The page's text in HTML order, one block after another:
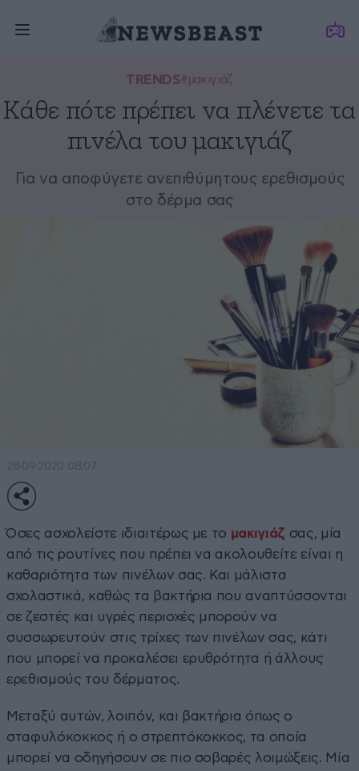
TRENDS#μακιγιάζ
Κάθε πότε πρέπει να πλένετε τα
πινέλα του μακιγιάζ
Για να αποφύγετε ανεπιθύμητους ερεθισμούς
στο δέρμα σας
28·09·2020 08:07
Όσες ασχολείστε ιδιαιτέρως με το μακιγιάζ σας, μία
από τις ρουτίνες που πρέπει να ακολουθείτε είναι η
καθαριότητα των πινέλων σας. Και μάλιστα
σχολαστικά, καθώς τα βακτήρια που αναπτύσσονται
σε ζεστές και υγρές περιοχές μπορούν να
συσσωρευτούν στις τρίχες των πινέλων σας, κάτι
που μπορεί να προκαλέσει ερυθρότητα ή άλλους
ερεθισμούς του δέρματος.
Μεταξύ αυτών, λοιπόν, και βακτήρια όπως ο
σταφυλόκοκκος ή ο στρεπτόκοκκος, τα οποία
μπορεί να οδηγήσουν σε πιο σοβαρές λοιμώξεις. Μία